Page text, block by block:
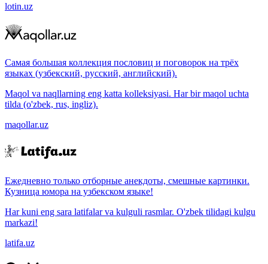
lotin.uz
Самая большая коллекция пословиц и поговорок на трёх
языках (узбекский, русский, английский).
Maqol va naqllarning eng katta kolleksiyasi. Har bir maqol uchta
tilda (o'zbek, rus, ingliz).
maqollar.uz
Ежедневно только отборные анекдоты, смешные картинки.
Кузница юмора на узбекском языке!
Har kuni eng sara latifalar va kulguli rasmlar. O'zbek tilidagi kulgu
markazi!
latifa.uz